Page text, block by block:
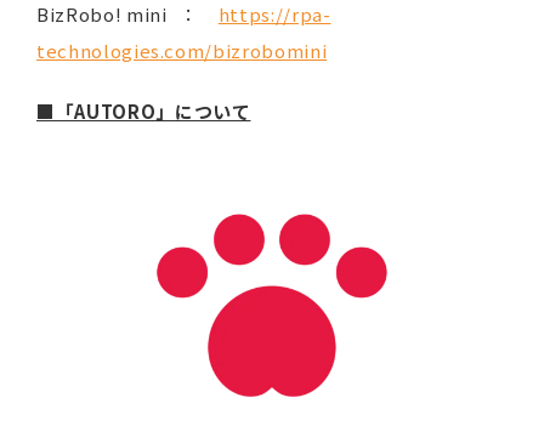
BizRobo! mini ： https://rpa-
technologies.com/bizrobomini
■「AUTORO」について